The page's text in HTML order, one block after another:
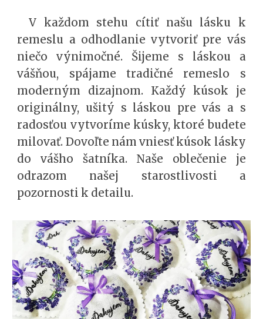
V každom stehu cítiť našu lásku k
remeslu a odhodlanie vytvoriť pre vás
niečo výnimočné. Šijeme s láskou a
vášňou, spájame tradičné remeslo s
moderným dizajnom. Každý kúsok je
originálny, ušitý s láskou pre vás a s
radosťou vytvoríme kúsky, ktoré budete
milovať. Dovoľte nám vniesť kúsok lásky
do vášho šatníka. Naše oblečenie je
odrazom našej starostlivosti a
pozornosti k detailu.